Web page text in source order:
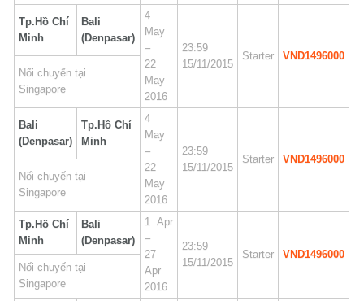
Tp.Hồ Chí
Minh
Bali
(Denpasar)
4
May
–
22
May
2016
23:59
15/11/2015
Starter
VND1496000
Nối chuyến tại
Singapore
Bali
(Denpasar)
Tp.Hồ Chí
Minh
4
May
–
22
May
2016
23:59
15/11/2015
Starter
VND1496000
Nối chuyến tại
Singapore
Tp.Hồ Chí
Minh
Bali
(Denpasar)
1 Apr
–
27
Apr
2016
23:59
15/11/2015
Starter
VND1496000
Nối chuyến tại
Singapore